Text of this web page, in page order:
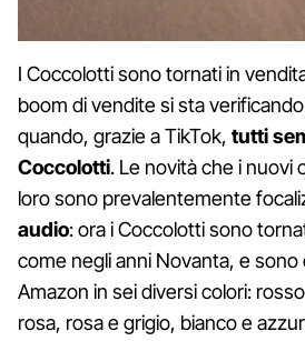
I Coccolotti sono tornati in
boom di vendite si sta
quando, grazie a TikTok, tutti
Coccolotti. Le novità che i
loro sono prevalentemente
audio: ora i Coccolotti sono
come negli anni Novanta, e sono
Amazon in sei diversi colori:
rosa, rosa e grigio, bianco e